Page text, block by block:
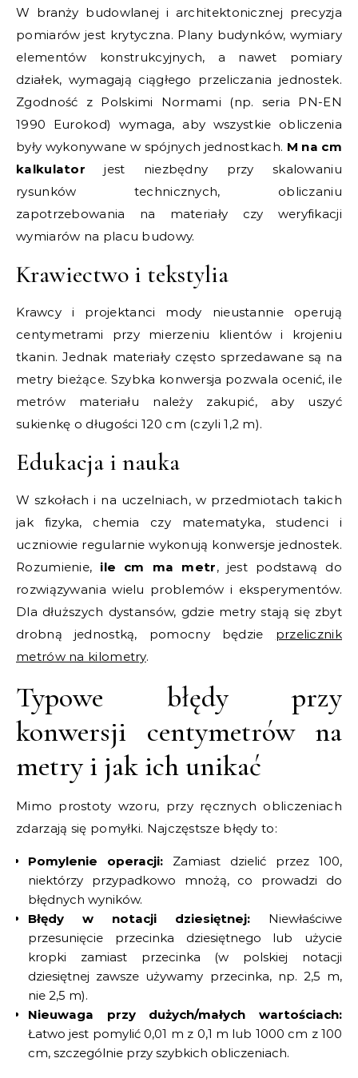
W branży budowlanej i architektonicznej precyzja
pomiarów jest krytyczna. Plany budynków, wymiary
elementów konstrukcyjnych, a nawet pomiary
działek, wymagają ciągłego przeliczania jednostek.
Zgodność z Polskimi Normami (np. seria PN-EN
1990 Eurokod) wymaga, aby wszystkie obliczenia
były wykonywane w spójnych jednostkach. M na cm
kalkulator jest niezbędny przy skalowaniu
rysunków technicznych, obliczaniu
zapotrzebowania na materiały czy weryfikacji
wymiarów na placu budowy.
Krawiectwo i tekstylia
Krawcy i projektanci mody nieustannie operują
centymetrami przy mierzeniu klientów i krojeniu
tkanin. Jednak materiały często sprzedawane są na
metry bieżące. Szybka konwersja pozwala ocenić, ile
metrów materiału należy zakupić, aby uszyć
sukienkę o długości 120 cm (czyli 1,2 m).
Edukacja i nauka
W szkołach i na uczelniach, w przedmiotach takich
jak fizyka, chemia czy matematyka, studenci i
uczniowie regularnie wykonują konwersje jednostek.
Rozumienie, ile cm ma metr, jest podstawą do
rozwiązywania wielu problemów i eksperymentów.
Dla dłuższych dystansów, gdzie metry stają się zbyt
drobną jednostką, pomocny będzie przelicznik
metrów na kilometry.
Typowe błędy przy
konwersji centymetrów na
metry i jak ich unikać
Mimo prostoty wzoru, przy ręcznych obliczeniach
zdarzają się pomyłki. Najczęstsze błędy to:
Pomylenie operacji: Zamiast dzielić przez 100,
niektórzy przypadkowo mnożą, co prowadzi do
błędnych wyników.
Błędy w notacji dziesiętnej: Niewłaściwe
przesunięcie przecinka dziesiętnego lub użycie
kropki zamiast przecinka (w polskiej notacji
dziesiętnej zawsze używamy przecinka, np. 2,5 m,
nie 2,5 m).
Nieuwaga przy dużych/małych wartościach:
Łatwo jest pomylić 0,01 m z 0,1 m lub 1000 cm z 100
cm, szczególnie przy szybkich obliczeniach.